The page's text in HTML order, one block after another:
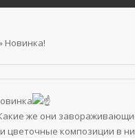
же они
цветочные композиции в